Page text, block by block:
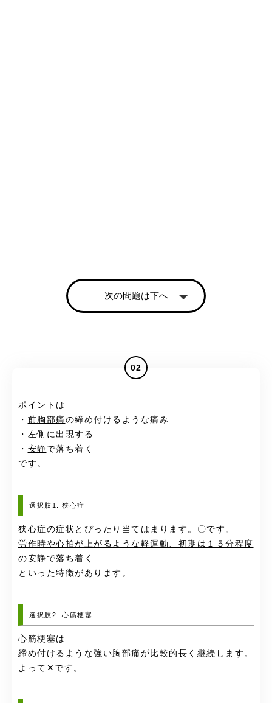
次の問題は下へ
02
ポイントは
・ 前胸部痛 の締め付けるような痛み
・ 左側 に出現する
・ 安静 で落ち着く
です。
選択肢1. 狭心症
狭心症の症状とぴったり当てはまります。〇です。
労作時や心拍が上がるような軽運動、初期は１５分程度
の安静で落ち着く
といった特徴があります。
選択肢2. 心筋梗塞
心筋梗塞は
締め付けるような強い胸部痛が比較的長く継続 します。
よって✕です。